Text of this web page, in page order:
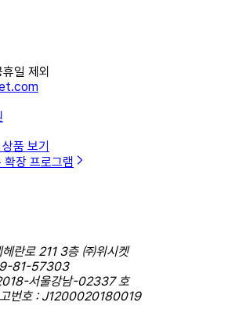
휴일 제외
품 보기
확장 프로그램
헤란로 211 3층 ㈜위시켓
81-57303
서울강남-02337 호
고번호 : J1200020180019